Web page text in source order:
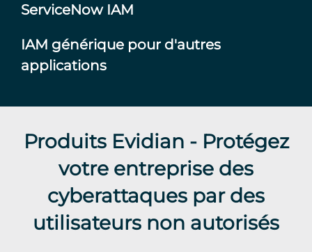
ServiceNow IAM
IAM générique pour d'autres
applications
Produits Evidian - Protégez
votre entreprise des
cyberattaques par des
utilisateurs non autorisés